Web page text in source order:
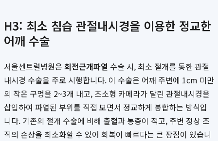
H3: 최소 침습 관절내시경을 이용한 정교한
어깨 수술
서울센트럴병원은 회전근개파열 수술 시, 최소 절개를 통한 관절
내시경 수술을 주로 시행합니다. 이 수술은 어깨 주변에 1cm 미만
의 작은 구멍을 2~3개 내고, 초소형 카메라가 달린 관절내시경을
삽입하여 파열된 부위를 직접 보면서 정교하게 봉합하는 방식입
니다. 기존의 절개 수술에 비해 출혈과 통증이 적고, 주변 정상 조
직의 손상을 최소화할 수 있어 회복이 빠르다는 큰 장점이 있습니